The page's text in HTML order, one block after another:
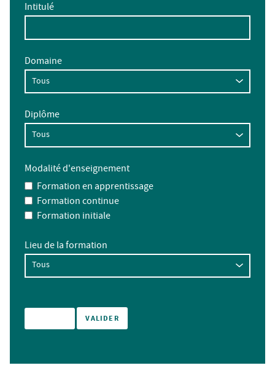
Intitulé
Domaine
Diplôme
Modalité d'enseignement
Formation en apprentissage
Formation continue
Formation initiale
Lieu de la formation